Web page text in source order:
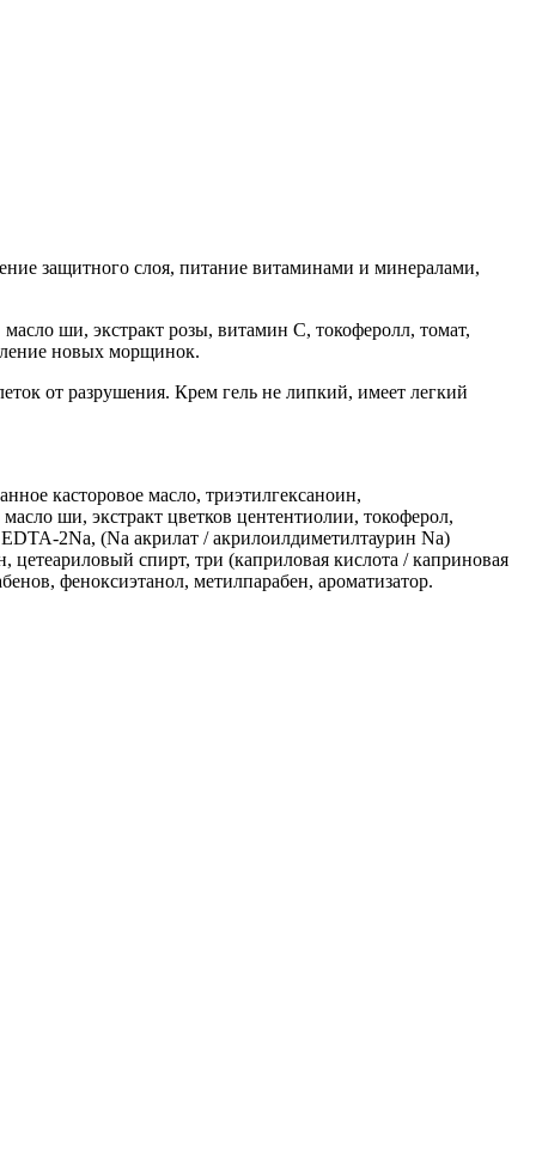
защитного слоя, питание витаминами и минералами,
ши, экстракт розы, витамин С, токоферолл, томат,
новых морщинок.
от разрушения. Крем гель не липкий, имеет легкий
касторовое масло, триэтилгексаноин,
ши, экстракт цветков центентиолии, токоферол,
2Na, (Na акрилат / акрилоилдиметилтаурин Na)
цетеариловый спирт, три (каприловая кислота / каприновая
феноксиэтанол, метилпарабен, ароматизатор.